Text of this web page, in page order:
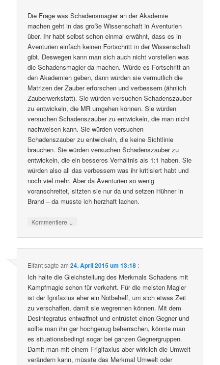
Die Frage was Schadensmagier an der Akademie
machen geht in das große Wissenschaft in Aventurien
über. Ihr habt selbst schon einmal erwähnt, dass es in
Aventurien einfach keinen Fortschritt in der Wissenschaft
gibt. Deswegen kann man sich auch nicht vorstellen was
die Schadensmagier da machen. Würde es Fortschritt an
den Akademien geben, dann würden sie vermutlich die
Matrizen der Zauber erforschen und verbessern (ähnlich
Zauberwerkstatt). Sie würden versuchen Schadenszauber
zu entwickeln, die MR umgehen können. Sie würden
versuchen Schadenszauber zu entwickeln, die man nicht
nachweisen kann. Sie würden versuchen
Schadenszauber zu entwickeln, die keine Sichtlinie
brauchen. Sie würden versuchen Schadenszauber zu
entwickeln, die ein besseres Verhältnis als 1:1 haben. Sie
würden also all das verbessern was ihr kritisiert habt und
noch viel mehr. Aber da Aventurien so wenig
voranschreitet, sitzten sie nur da und setzen Hühner in
Brand – da musste ich herzhaft lachen.
Kommentiere ↓
Elfantsagte am24. April 2015 um 13:18 :
Ich halte die Gleichstellung des Merkmals Schadens mit
Kampfmagie schon für verkehrt. Für die meisten Magier
ist der Ignifaxius eher ein Notbehelf, um sich etwas Zeit
zu verschaffen, damit sie wegrennen können. Mit dem
Desintegratus entwaffnet und entrüstet einen Gegner und
sollte man ihn gar hochgenug beherrschen, könnte man
es situationsbedingt sogar bei ganzen Gegnergruppen.
Damit man mit einem Frigifaxius aber wirklich die Umwelt
verändern kann, müsste das Merkmal Umwelt oder